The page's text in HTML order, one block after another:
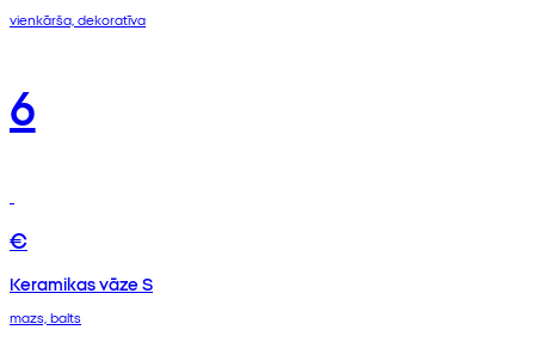
vienkārša, dekoratīva
6
€
Keramikas vāze S
mazs, balts